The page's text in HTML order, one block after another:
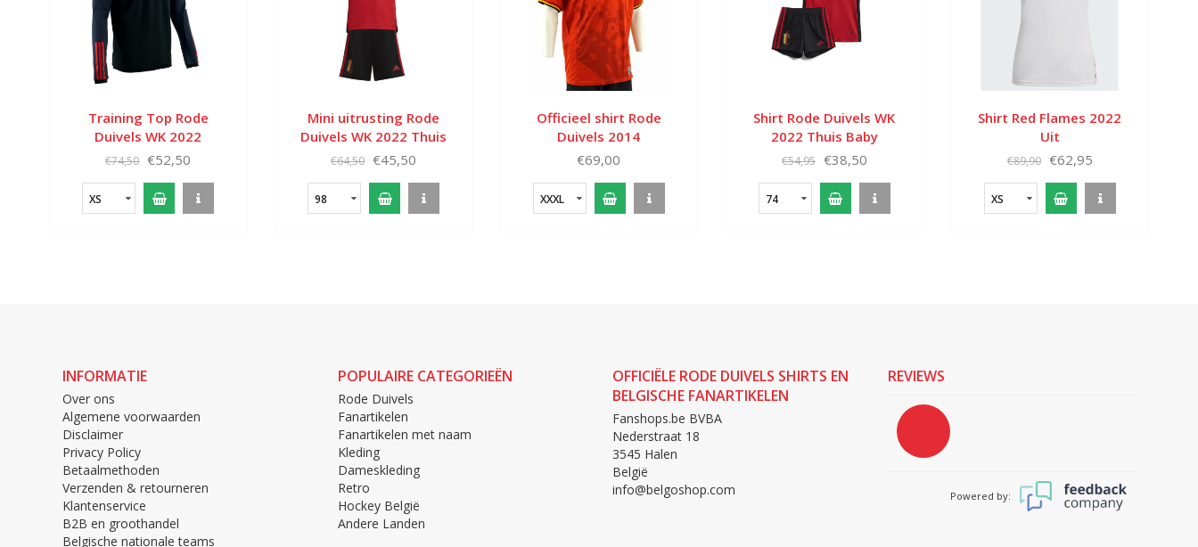
Training Top Rode
Duivels WK 2022
€74,50 €52,50
XS
Mini uitrusting Rode
Duivels WK 2022 Thuis
€64,50 €45,50
98
Officieel shirt Rode
Duivels 2014
€69,00
XXXL
Shirt Rode Duivels WK
2022 Thuis Baby
€54,95 €38,50
74
Shirt Red Flames 2022
Uit
€89,90 €62,95
XS
INFORMATIE
Over ons
Algemene voorwaarden
Disclaimer
Privacy Policy
Betaalmethoden
Verzenden & retourneren
Klantenservice
B2B en groothandel
Belgische nationale teams
POPULAIRE CATEGORIEËN
Rode Duivels
Fanartikelen
Fanartikelen met naam
Kleding
Dameskleding
Retro
Hockey België
Andere Landen
OFFICIËLE RODE DUIVELS SHIRTS EN
BELGISCHE FANARTIKELEN
Fanshops.be BVBA
Nederstraat 18
3545 Halen
België
info@belgoshop.com
REVIEWS
Powered by: